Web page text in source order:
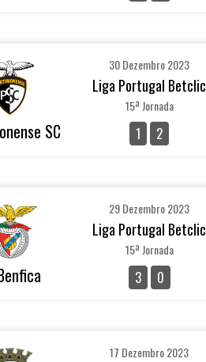
SC
30 Dezembro 2023
Liga Portugal Betclic
15ª Jornada
1 2
29 Dezembro 2023
Liga Portugal Betclic
15ª Jornada
3 0
17 Dezembro 2023